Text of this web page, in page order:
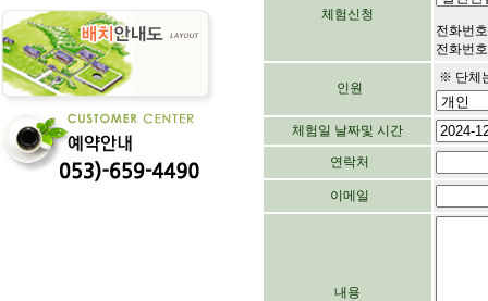
체험신청
전화번
전화번
인원
※ 단체
체험일 날짜및 시간
연락처
이메일
내용